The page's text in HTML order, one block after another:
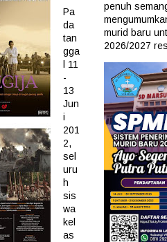
Pa
da
tan
gga
l 11
-
13
Jun
i
201
2,
sel
uru
h
sis
wa
kel
as
penuh
murid baru
2026/2027